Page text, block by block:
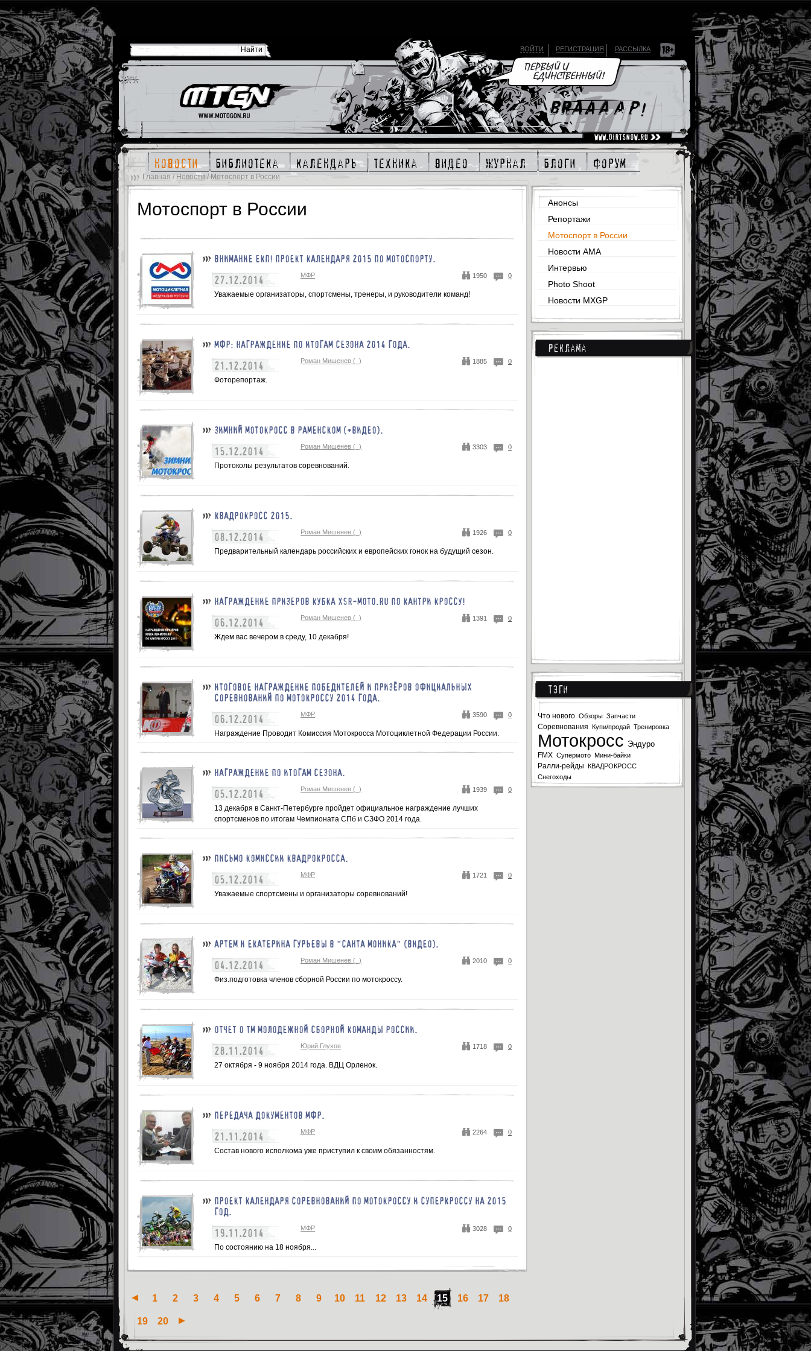
новости библиотека календарь техника видео журнал блоги форум
ВОЙТИ РЕГИСТРАЦИЯ РАССЫЛКА
Главная / Новости /Мотоспорт в России
Мотоспорт в России
ВНИМАНИЕ ЕКП! ПРОЕКТ КАЛЕНДАРЯ 2015 ПО МОТОСПОРТУ.
27.12.2014 МФР 1950 0
Уважаемые организаторы, спортсмены, тренеры, и руководители команд!
МФР: НАГРАЖДЕНИЕ ПО ИТОГАМ СЕЗОНА 2014 ГОДА.
21.12.2014 Роман Мишенев (_) 1885 0
Фоторепортаж.
ЗИМНИЙ МОТОКРОСС В РАМЕНСКОМ (+ВИДЕО).
15.12.2014 Роман Мишенев (_) 3303 0
Протоколы результатов соревнований.
КВАДРОКРОСС 2015.
08.12.2014 Роман Мишенев (_) 1926 0
Предварительный календарь российских и европейских гонок на будущий сезон.
НАГРАЖДЕНИЕ ПРИЗЕРОВ КУБКА XSR-MOTO.RU ПО КАНТРИ КРОССУ!
06.12.2014 Роман Мишенев (_) 1391 0
Ждем вас вечером в среду, 10 декабря!
ИТОГОВОЕ НАГРАЖДЕНИЕ ПОБЕДИТЕЛЕЙ И ПРИЗЁРОВ ОФИЦИАЛЬНЫХ
СОРЕВНОВАНИЙ ПО МОТОКРОССУ 2014 ГОДА.
06.12.2014 МФР 3590 0
Награждение Проводит Комиссия Мотокросса Мотоциклетной Федерации России.
НАГРАЖДЕНИЕ ПО ИТОГАМ СЕЗОНА.
05.12.2014 Роман Мишенев (_) 1939 0
13 декабря в Санкт-Петербурге пройдет официальное награждение лучших
спортсменов по итогам Чемпионата СПб и СЗФО 2014 года.
ПИСЬМО КОМИССИИ КВАДРОКРОССА.
05.12.2014 МФР 1721 0
Уважаемые спортсмены и организаторы соревнований!
АРТЕМ И ЕКАТЕРИНА ГУРЬЕВЫ В "САНТА МОНИКА" (ВИДЕО).
04.12.2014 Роман Мишенев (_) 2010 0
Физ.подготовка членов сборной России по мотокроссу.
ОТЧЕТ О ТМ МОЛОДЕЖНОЙ СБОРНОЙ КОМАНДЫ РОССИИ.
28.11.2014 Юрий Глухов 1718 0
27 октября - 9 ноября 2014 года. ВДЦ Орленок.
ПЕРЕДАЧА ДОКУМЕНТОВ МФР.
21.11.2014 МФР 2264 0
Состав нового исполкома уже приступил к своим обязанностям.
ПРОЕКТ КАЛЕНДАРЯ СОРЕВНОВАНИЙ ПО МОТОКРОССУ И СУПЕРКРОССУ НА 2015
ГОД.
19.11.2014 МФР 3028 0
По состоянию на 18 ноября...
1 2 3 4 5 6 7 8 9 10 11 12 13 14 15 16 17 18
19 20
Анонсы
Репортажи
Мотоспорт в России
Новости AMA
Интервью
Photo Shoot
Новости MXGP
Реклама
Тэги
Что нового Обзоры Запчасти
Соревнования Купи/продай Тренировка
Мотокросс Эндуро
FMX Супермото Мини-байки
Ралли-рейды КВАДРОКРОСС
Снегоходы